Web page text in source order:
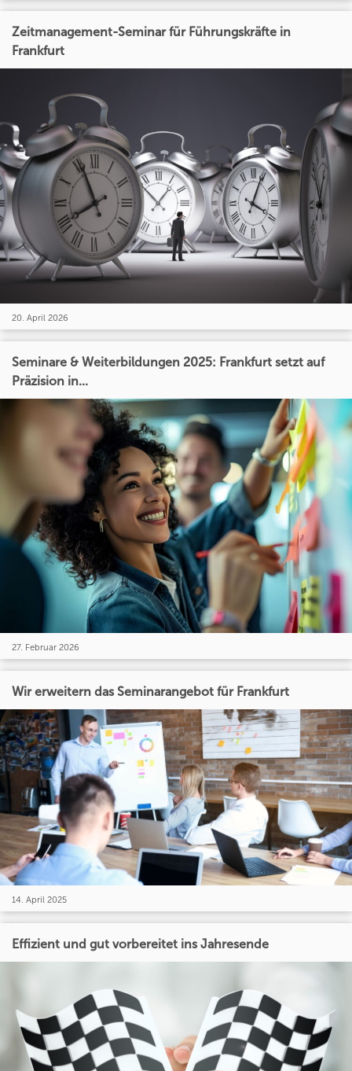
Zeitmanagement-Seminar für Führungskräfte in
Frankfurt
20. April 2026
Seminare & Weiterbildungen 2025: Frankfurt setzt auf
Präzision in...
27. Februar 2026
Wir erweitern das Seminarangebot für Frankfurt
14. April 2025
Effizient und gut vorbereitet ins Jahresende